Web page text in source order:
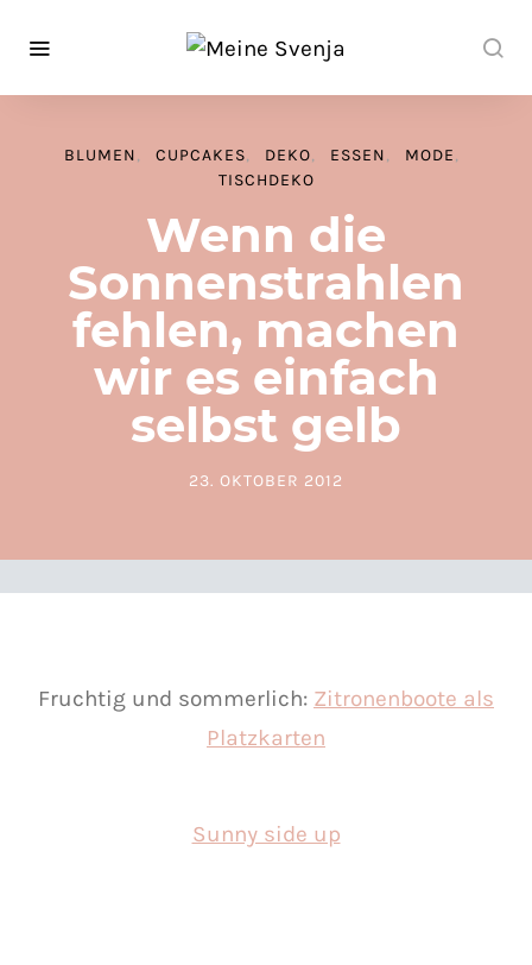
BLUMEN CUPCAKES DEKO ESSEN
MODE
TISCHDEKO
Wenn die
Sonnenstrahlen
fehlen, machen
wir es einfach
selbst gelb
POSTED ON
23. OKTOBER 2012
Fruchtig und sommerlich: Zitronenboote als
Platzkarten
Sunny side up